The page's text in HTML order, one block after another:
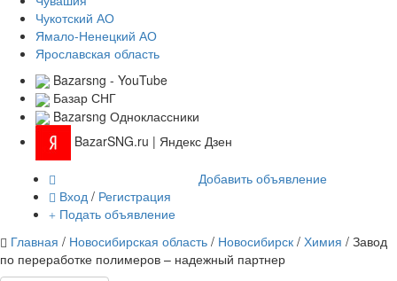
Чукотский АО
Ямало-Ненецкий АО
Ярославская область
Bazarsng - YouTube
Базар СНГ
Bazarsng Одноклассники
BazarSNG.ru | Яндекс Дзен
Вход / Регистрация
Подать объявление
Добавить объявление
Главная / Новосибирская область / Новосибирск / Химия / Завод
по переработке полимеров – надежный партнер